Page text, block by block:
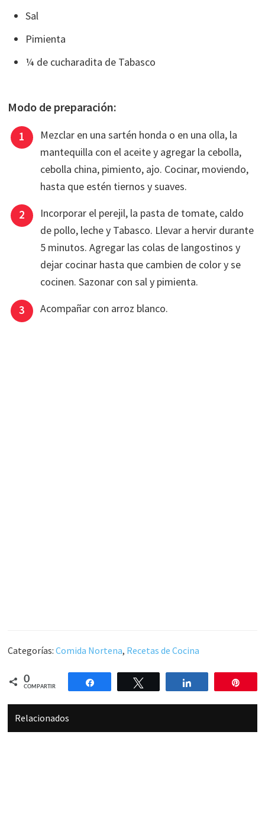
Sal
Pimienta
¼ de cucharadita de Tabasco
Modo de preparación:
Mezclar en una sartén honda o en una olla, la
mantequilla con el aceite y agregar la cebolla,
cebolla china, pimiento, ajo. Cocinar, moviendo,
hasta que estén tiernos y suaves.
Incorporar el perejil, la pasta de tomate, caldo
de pollo, leche y Tabasco. Llevar a hervir durante
5 minutos. Agregar las colas de langostinos y
dejar cocinar hasta que cambien de color y se
cocinen. Sazonar con sal y pimienta.
Acompañar con arroz blanco.
Categorías:Comida Nortena, Recetas de Cocina
0
COMPARTIR
Compartir Compartir
Relacionados